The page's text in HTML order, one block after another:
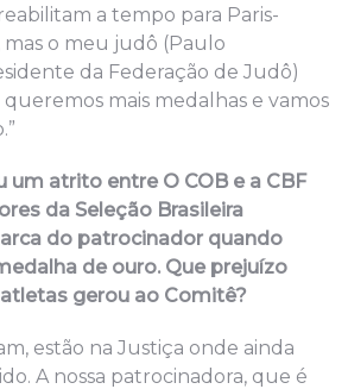
a tempo para Paris-
mas o meu judô (Paulo
da Federação de Judô)
mais medalhas e vamos
um atrito entre O COB e a CBF
da Seleção Brasileira
do patrocinador quando
de ouro. Que prejuízo
gerou ao Comitê?
estão na Justiça onde ainda
A nossa patrocinadora, que é